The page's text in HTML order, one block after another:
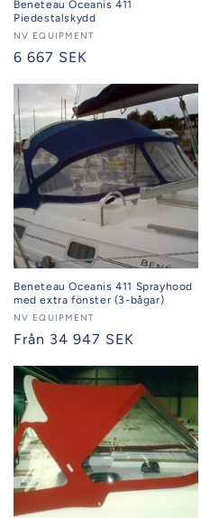
Beneteau Oceanis 411
Piedestalskydd
Säljare:
NV EQUIPMENT
Ordinarie
6 667 SEK
Beneteau Oceanis 411 Sprayhood
med extra fönster (3-bågar)
Säljare:
NV EQUIPMENT
Ordinarie
Från 34 947 SEK